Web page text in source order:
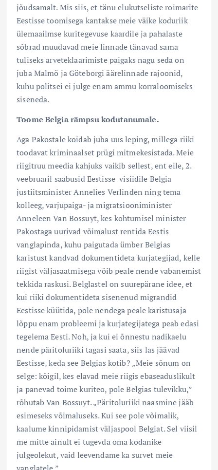
jõudsamalt. Mis siis, et tänu elukutseliste roimarite
Eestisse toomisega kantakse meie väike koduriik
ülemaailmse kuritegevuse kaardile ja pahalaste
sõbrad muudavad meie linnade tänavad sama
tuliseks arveteklaarimiste paigaks nagu seda on
juba Malmö ja Göteborgi äärelinnade rajoonid,
kuhu politsei ei julge enam ammu korraloomiseks
siseneda.
Toome Belgia rämpsu kodutanumale.
Aga Pakostale koidab juba uus leping, millega riiki
toodavat kriminaalset prügi mitmekesistada. Meie
riigitruu meedia kahjuks vaikib sellest, ent eile, 2.
veebruaril saabusid Eestisse visiidile Belgia
justiitsminister Annelies Verlinden ning tema
kolleeg, varjupaiga- ja migratsiooniminister
Anneleen Van Bossuyt, kes kohtumisel minister
Pakostaga uurivad võimalust rentida Eestis
vanglapinda, kuhu paigutada ümber Belgias
karistust kandvad dokumentideta kurjategijad, kelle
riigist väljasaatmisega võib peale nende vabanemist
tekkida raskusi. Belglastel on suurepärane idee, et
kui riiki dokumentideta sisenenud migrandid
Eestisse küütida, pole nendega peale karistusaja
lõppu enam probleemi ja kurjategijatega peab edasi
tegelema Eesti. Noh, ja kui ei õnnestu nadikaelu
nende päritoluriiki tagasi saata, siis las jäävad
Eestisse, keda see Belgias kotib? „Meie sõnum on
selge: kõigil, kes elavad meie riigis ebaseaduslikult
ja panevad toime kuriteo, pole Belgias tulevikku,”
rõhutab Van Bossuyt. „Päritoluriiki naasmine jääb
esimeseks võimaluseks. Kui see pole võimalik,
kaalume kinnipidamist väljaspool Belgiat. Sel viisil
me mitte ainult ei tugevda oma kodanike
julgeolekut, vaid leevendame ka survet meie